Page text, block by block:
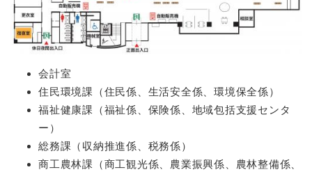
会計室
住民環境課（住民係、生活安全係、環境保全係）
福祉健康課（福祉係、保険係、地域包括支援センタ
ー）
総務課（収納推進係、税務係）
商工農林課（商工観光係、農業振興係、農林整備係、